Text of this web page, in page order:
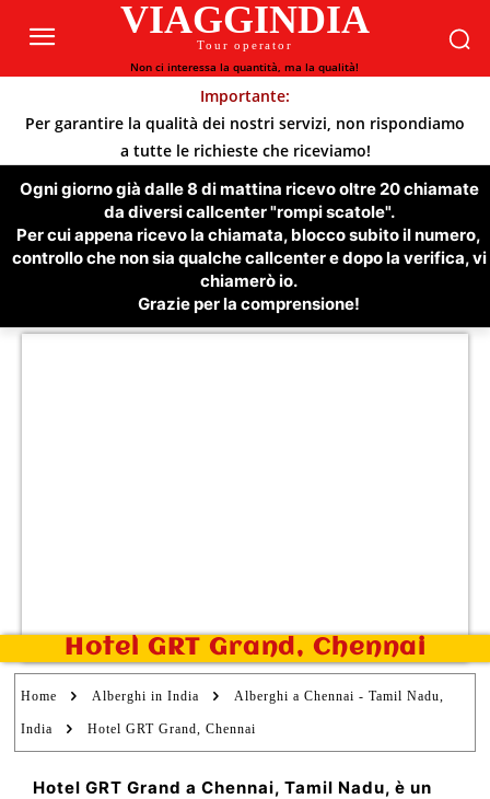
VIAGGINDIA
Tour operator
Non ci interessa la quantità, ma la qualità!
Importante:
Per garantire la qualità dei nostri servizi, non rispondiamo
a tutte le richieste che riceviamo!
Ogni giorno già dalle 8 di mattina ricevo oltre 20 chiamate
da diversi callcenter "rompi scatole".
Per cui appena ricevo la chiamata, blocco subito il numero,
controllo che non sia qualche callcenter e dopo la verifica, vi
chiamerò io.
Grazie per la comprensione!
Hotel GRT Grand, Chennai
Home Alberghi in India Alberghi a Chennai - Tamil Nadu,
India Hotel GRT Grand, Chennai
Hotel GRT Grand a Chennai, Tamil Nadu, è un